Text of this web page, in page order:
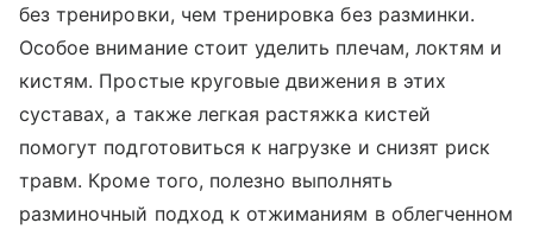
без тренировки, чем тренировка без разминки.
Особое внимание стоит уделить плечам, локтям и
кистям. Простые круговые движения в этих
суставах, а также легкая растяжка кистей
помогут подготовиться к нагрузке и снизят риск
травм. Кроме того, полезно выполнять
разминочный подход к отжиманиям в облегченном